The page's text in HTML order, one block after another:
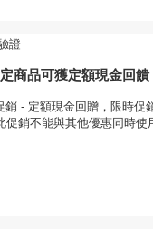
證
商品可獲定額現金回饋
銷 - 定額現金回贈，限時促
促銷不能與其他優惠同時使